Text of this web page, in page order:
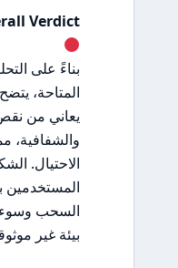
Verdict
بناءً على
يعاني من
والشفافية،
الاحتيال.
السحب وسوء
بيئة غير